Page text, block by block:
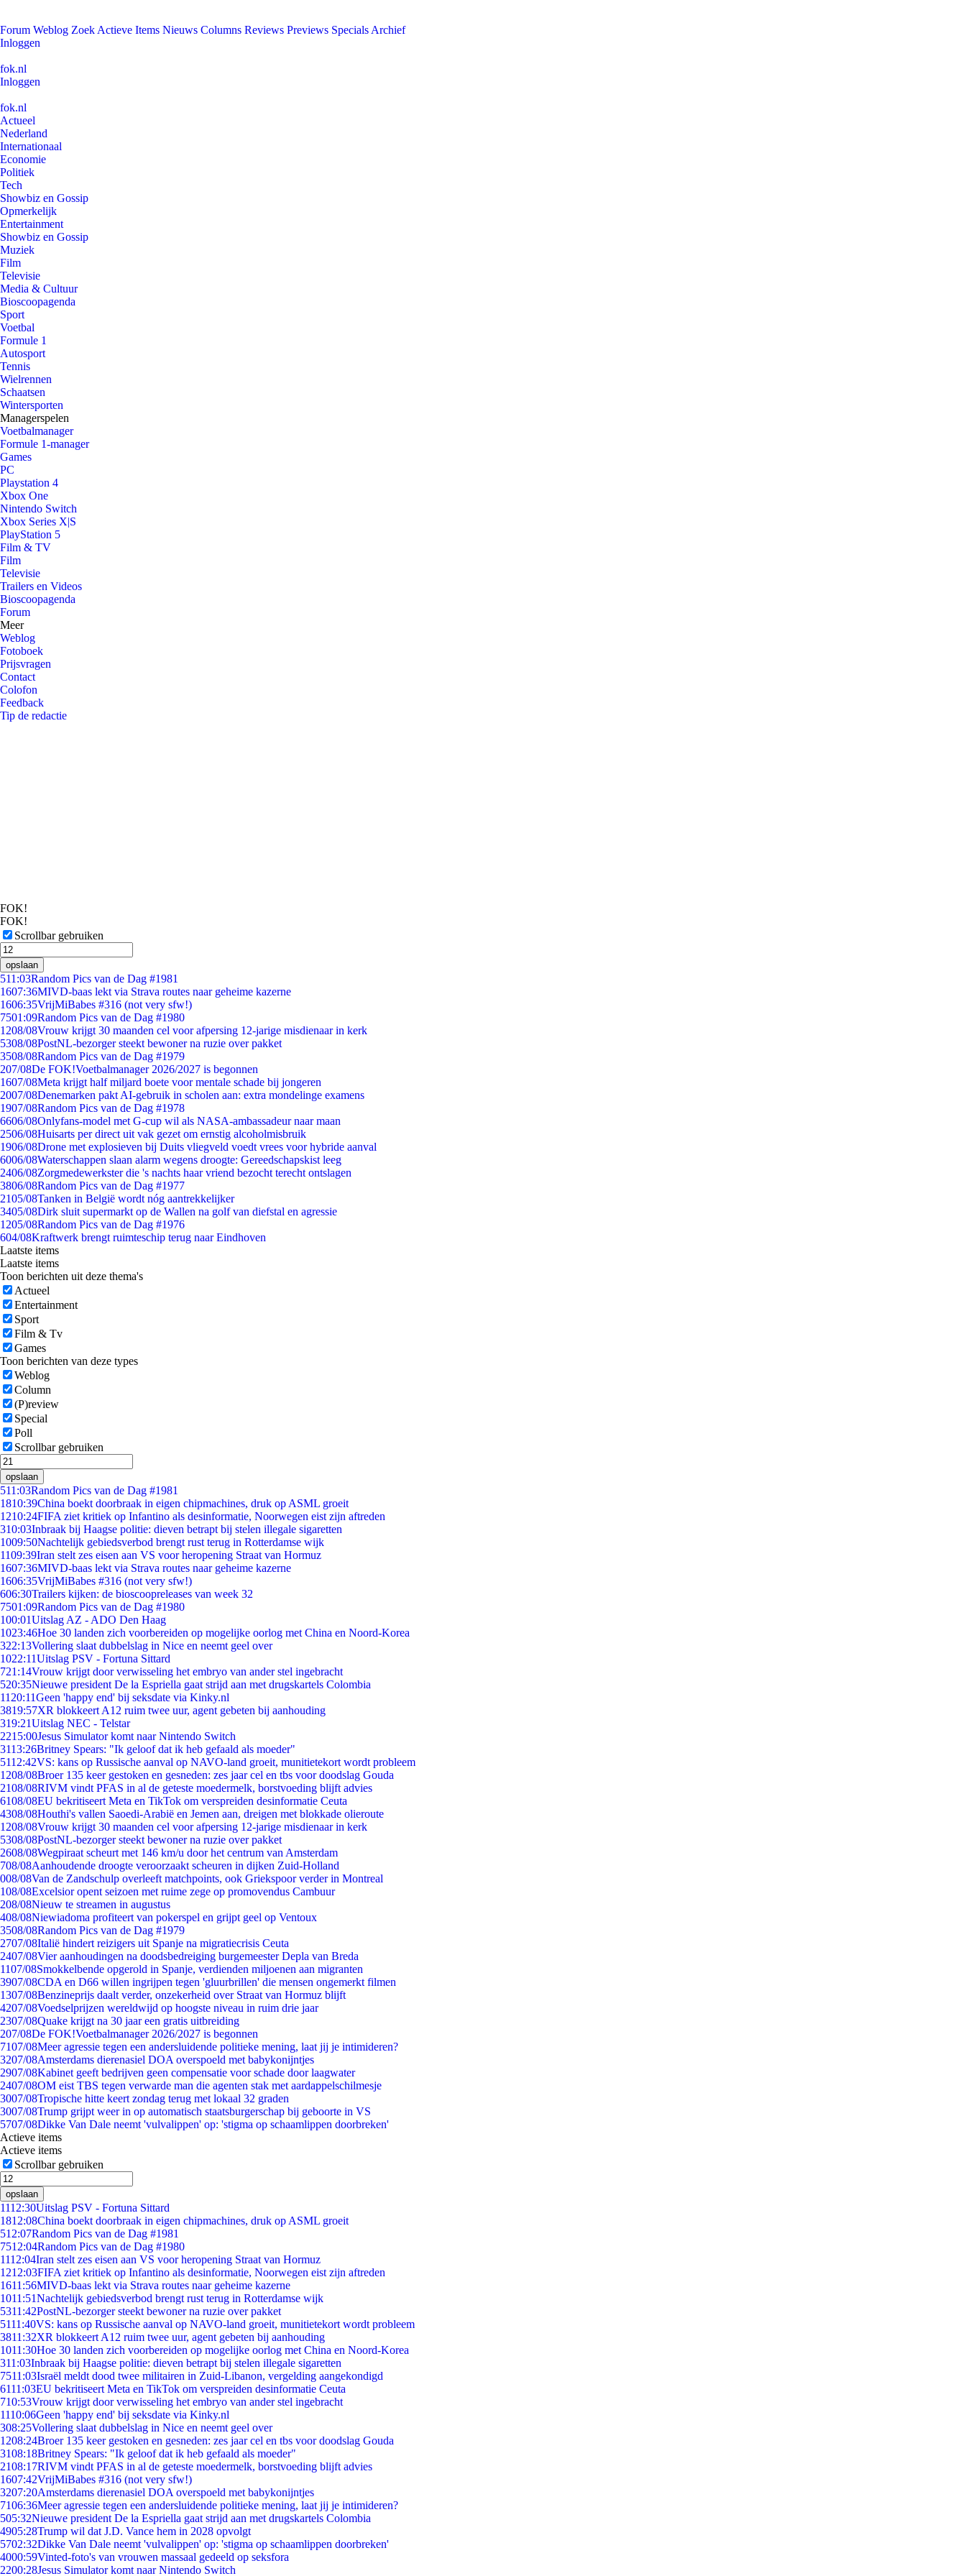
Forum Weblog Zoek Actieve Items Nieuws Columns Reviews Previews Specials Archief
Inloggen
fok.nl
Inloggen
fok.nl
Actueel
Nederland
Internationaal
Economie
Politiek
Tech
Showbiz en Gossip
Opmerkelijk
Entertainment
Showbiz en Gossip
Muziek
Film
Televisie
Media & Cultuur
Bioscoopagenda
Sport
Voetbal
Formule 1
Autosport
Tennis
Wielrennen
Schaatsen
Wintersporten
Managerspelen
Voetbalmanager
Formule 1-manager
Games
PC
Playstation 4
Xbox One
Nintendo Switch
Xbox Series X|S
PlayStation 5
Film & TV
Film
Televisie
Trailers en Videos
Bioscoopagenda
Forum
Meer
Weblog
Fotoboek
Prijsvragen
Contact
Colofon
Feedback
Tip de redactie
FOK!
FOK!
Scrollbar gebruiken
opslaan
511:03Random Pics van de Dag #1981
1607:36MIVD-baas lekt via Strava routes naar geheime kazerne
1606:35VrijMiBabes #316 (not very sfw!)
7501:09Random Pics van de Dag #1980
1208/08Vrouw krijgt 30 maanden cel voor afpersing 12-jarige misdienaar in kerk
5308/08PostNL-bezorger steekt bewoner na ruzie over pakket
3508/08Random Pics van de Dag #1979
207/08De FOK!Voetbalmanager 2026/2027 is begonnen
1607/08Meta krijgt half miljard boete voor mentale schade bij jongeren
2007/08Denemarken pakt AI-gebruik in scholen aan: extra mondelinge examens
1907/08Random Pics van de Dag #1978
6606/08Onlyfans-model met G-cup wil als NASA-ambassadeur naar maan
2506/08Huisarts per direct uit vak gezet om ernstig alcoholmisbruik
1906/08Drone met explosieven bij Duits vliegveld voedt vrees voor hybride aanval
6006/08Waterschappen slaan alarm wegens droogte: Gereedschapskist leeg
2406/08Zorgmedewerkster die 's nachts haar vriend bezocht terecht ontslagen
3806/08Random Pics van de Dag #1977
2105/08Tanken in België wordt nóg aantrekkelijker
3405/08Dirk sluit supermarkt op de Wallen na golf van diefstal en agressie
1205/08Random Pics van de Dag #1976
604/08Kraftwerk brengt ruimteschip terug naar Eindhoven
Laatste items
Laatste items
Toon berichten uit deze thema's
Actueel
Entertainment
Sport
Film & Tv
Games
Toon berichten van deze types
Weblog
Column
(P)review
Special
Poll
Scrollbar gebruiken
opslaan
511:03Random Pics van de Dag #1981
1810:39China boekt doorbraak in eigen chipmachines, druk op ASML groeit
1210:24FIFA ziet kritiek op Infantino als desinformatie, Noorwegen eist zijn aftreden
310:03Inbraak bij Haagse politie: dieven betrapt bij stelen illegale sigaretten
1009:50Nachtelijk gebiedsverbod brengt rust terug in Rotterdamse wijk
1109:39Iran stelt zes eisen aan VS voor heropening Straat van Hormuz
1607:36MIVD-baas lekt via Strava routes naar geheime kazerne
1606:35VrijMiBabes #316 (not very sfw!)
606:30Trailers kijken: de bioscoopreleases van week 32
7501:09Random Pics van de Dag #1980
100:01Uitslag AZ - ADO Den Haag
1023:46Hoe 30 landen zich voorbereiden op mogelijke oorlog met China en Noord-Korea
322:13Vollering slaat dubbelslag in Nice en neemt geel over
1022:11Uitslag PSV - Fortuna Sittard
721:14Vrouw krijgt door verwisseling het embryo van ander stel ingebracht
520:35Nieuwe president De la Espriella gaat strijd aan met drugskartels Colombia
11 20:11Geen 'happy end' bij seksdate via Kinky.nl
3819:57XR blokkeert A12 ruim twee uur, agent gebeten bij aanhouding
319:21Uitslag NEC - Telstar
2215:00Jesus Simulator komt naar Nintendo Switch
3113:26Britney Spears: "Ik geloof dat ik heb gefaald als moeder"
5112:42VS: kans op Russische aanval op NAVO-land groeit, munitietekort wordt probleem
1208/08Broer 135 keer gestoken en gesneden: zes jaar cel en tbs voor doodslag Gouda
2108/08RIVM vindt PFAS in al de geteste moedermelk, borstvoeding blijft advies
6108/08EU bekritiseert Meta en TikTok om verspreiden desinformatie Ceuta
4308/08Houthi's vallen Saoedi-Arabië en Jemen aan, dreigen met blokkade olieroute
1208/08Vrouw krijgt 30 maanden cel voor afpersing 12-jarige misdienaar in kerk
5308/08PostNL-bezorger steekt bewoner na ruzie over pakket
2608/08Wegpiraat scheurt met 146 km/u door het centrum van Amsterdam
708/08Aanhoudende droogte veroorzaakt scheuren in dijken Zuid-Holland
008/08Van de Zandschulp overleeft matchpoints, ook Griekspoor verder in Montreal
108/08Excelsior opent seizoen met ruime zege op promovendus Cambuur
208/08Nieuw te streamen in augustus
408/08Niewiadoma profiteert van pokerspel en grijpt geel op Ventoux
3508/08Random Pics van de Dag #1979
2707/08Italië hindert reizigers uit Spanje na migratiecrisis Ceuta
2407/08Vier aanhoudingen na doodsbedreiging burgemeester Depla van Breda
1107/08Smokkelbende opgerold in Spanje, verdienden miljoenen aan migranten
3907/08CDA en D66 willen ingrijpen tegen 'gluurbrillen' die mensen ongemerkt filmen
1307/08Benzineprijs daalt verder, onzekerheid over Straat van Hormuz blijft
4207/08Voedselprijzen wereldwijd op hoogste niveau in ruim drie jaar
2307/08Quake krijgt na 30 jaar een gratis uitbreiding
207/08De FOK!Voetbalmanager 2026/2027 is begonnen
7107/08Meer agressie tegen een andersluidende politieke mening, laat jij je intimideren?
3207/08Amsterdams dierenasiel DOA overspoeld met babykonijntjes
2907/08Kabinet geeft bedrijven geen compensatie voor schade door laagwater
2407/08OM eist TBS tegen verwarde man die agenten stak met aardappelschilmesje
3007/08Tropische hitte keert zondag terug met lokaal 32 graden
3007/08Trump grijpt weer in op automatisch staatsburgerschap bij geboorte in VS
5707/08Dikke Van Dale neemt 'vulvalippen' op: 'stigma op schaamlippen doorbreken'
Actieve items
Actieve items
Scrollbar gebruiken
opslaan
1112:30Uitslag PSV - Fortuna Sittard
1812:08China boekt doorbraak in eigen chipmachines, druk op ASML groeit
512:07Random Pics van de Dag #1981
7512:04Random Pics van de Dag #1980
1112:04Iran stelt zes eisen aan VS voor heropening Straat van Hormuz
1212:03FIFA ziet kritiek op Infantino als desinformatie, Noorwegen eist zijn aftreden
1611:56MIVD-baas lekt via Strava routes naar geheime kazerne
1011:51Nachtelijk gebiedsverbod brengt rust terug in Rotterdamse wijk
5311:42PostNL-bezorger steekt bewoner na ruzie over pakket
5111:40VS: kans op Russische aanval op NAVO-land groeit, munitietekort wordt probleem
3811:32XR blokkeert A12 ruim twee uur, agent gebeten bij aanhouding
1011:30Hoe 30 landen zich voorbereiden op mogelijke oorlog met China en Noord-Korea
311:03Inbraak bij Haagse politie: dieven betrapt bij stelen illegale sigaretten
7511:03Israël meldt dood twee militairen in Zuid-Libanon, vergelding aangekondigd
6111:03EU bekritiseert Meta en TikTok om verspreiden desinformatie Ceuta
710:53Vrouw krijgt door verwisseling het embryo van ander stel ingebracht
1110:06Geen 'happy end' bij seksdate via Kinky.nl
308:25Vollering slaat dubbelslag in Nice en neemt geel over
1208:24Broer 135 keer gestoken en gesneden: zes jaar cel en tbs voor doodslag Gouda
3108:18Britney Spears: "Ik geloof dat ik heb gefaald als moeder"
2108:17RIVM vindt PFAS in al de geteste moedermelk, borstvoeding blijft advies
1607:42VrijMiBabes #316 (not very sfw!)
3207:20Amsterdams dierenasiel DOA overspoeld met babykonijntjes
7106:36Meer agressie tegen een andersluidende politieke mening, laat jij je intimideren?
505:32Nieuwe president De la Espriella gaat strijd aan met drugskartels Colombia
4905:28Trump wil dat J.D. Vance hem in 2028 opvolgt
5702:32Dikke Van Dale neemt 'vulvalippen' op: 'stigma op schaamlippen doorbreken'
4000:59Vinted-foto's van vrouwen massaal gedeeld op seksfora
2200:28Jesus Simulator komt naar Nintendo Switch